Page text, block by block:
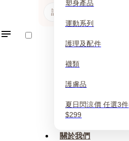
塑身產品
運動系列
護理及配件
襪類
護膚品
夏日閃涼價 任選3件
$299
關於我們